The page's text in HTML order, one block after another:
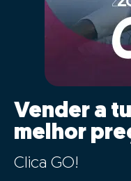
Vender a
melhor
Clica GO!